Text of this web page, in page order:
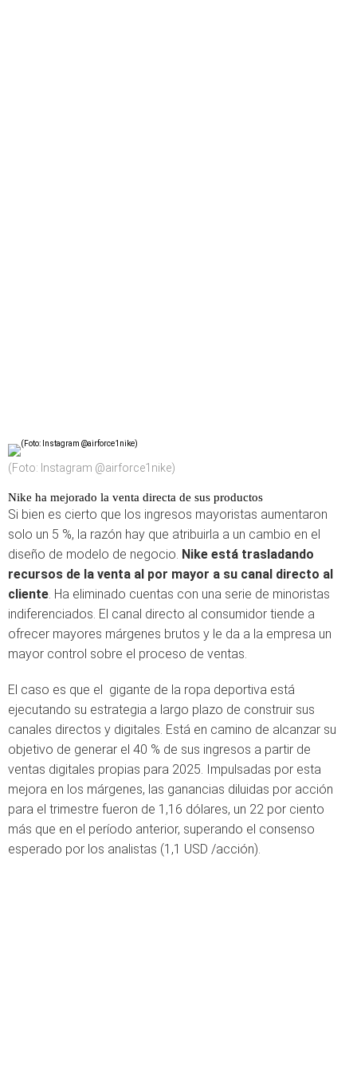
(Foto: Instagram @airforce1nike)
Nike ha mejorado la venta directa de sus productos
Si bien es cierto que los ingresos mayoristas aumentaron
solo un 5 %, la razón hay que atribuirla a un cambio en el
diseño de modelo de negocio. Nike está trasladando
recursos de la venta al por mayor a su canal directo al
cliente. Ha eliminado cuentas con una serie de minoristas
indiferenciados. El canal directo al consumidor tiende a
ofrecer mayores márgenes brutos y le da a la empresa un
mayor control sobre el proceso de ventas.
El caso es que el gigante de la ropa deportiva está
ejecutando su estrategia a largo plazo de construir sus
canales directos y digitales. Está en camino de alcanzar su
objetivo de generar el 40 % de sus ingresos a partir de
ventas digitales propias para 2025. Impulsadas por esta
mejora en los márgenes, las ganancias diluidas por acción
para el trimestre fueron de 1,16 dólares, un 22 por ciento
más que en el período anterior, superando el consenso
esperado por los analistas (1,1 USD /acción).